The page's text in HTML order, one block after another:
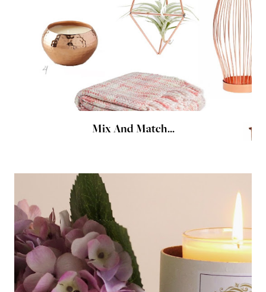
Mix And Match...